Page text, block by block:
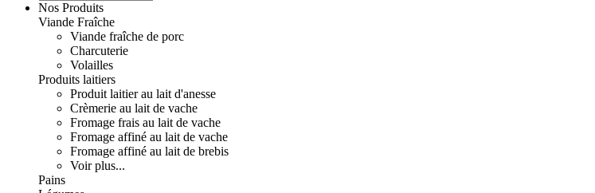
Nos Produits
Viande Fraîche
Viande fraîche de porc
Charcuterie
Volailles
Produits laitiers
Produit laitier au lait d'anesse
Crèmerie au lait de vache
Fromage frais au lait de vache
Fromage affiné au lait de vache
Fromage affiné au lait de brebis
Voir plus...
Pains